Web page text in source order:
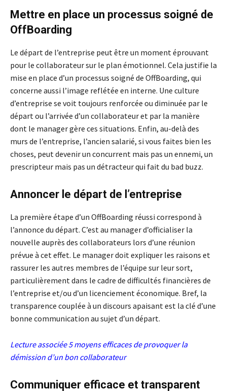
Mettre en place un processus soigné de
OffBoarding
Le départ de l’entreprise peut être un moment éprouvant
pour le collaborateur sur le plan émotionnel. Cela justifie la
mise en place d’un processus soigné de OffBoarding, qui
concerne aussi l’image reflétée en interne. Une culture
d’entreprise se voit toujours renforcée ou diminuée par le
départ ou l’arrivée d’un collaborateur et par la manière
dont le manager gère ces situations. Enfin, au-delà des
murs de l’entreprise, l’ancien salarié, si vous faites bien les
choses, peut devenir un concurrent mais pas un ennemi, un
prescripteur mais pas un détracteur qui fait du bad buzz.
Annoncer le départ de l’entreprise
La première étape d’un OffBoarding réussi correspond à
l’annonce du départ. C’est au manager d’officialiser la
nouvelle auprès des collaborateurs lors d’une réunion
prévue à cet effet. Le manager doit expliquer les raisons et
rassurer les autres membres de l’équipe sur leur sort,
particulièrement dans le cadre de difficultés financières de
l’entreprise et/ou d’un licenciement économique. Bref, la
transparence couplée à un discours apaisant est la clé d’une
bonne communication au sujet d’un départ.
Lecture associée5 moyens efficaces de provoquer la
démission d’un bon collaborateur
Communiquer efficace et transparent